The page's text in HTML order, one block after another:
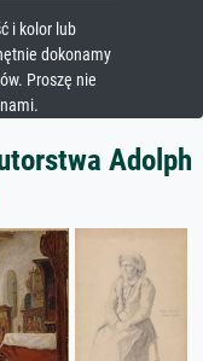
i kolor lub
dokonamy
Proszę nie
Adolph